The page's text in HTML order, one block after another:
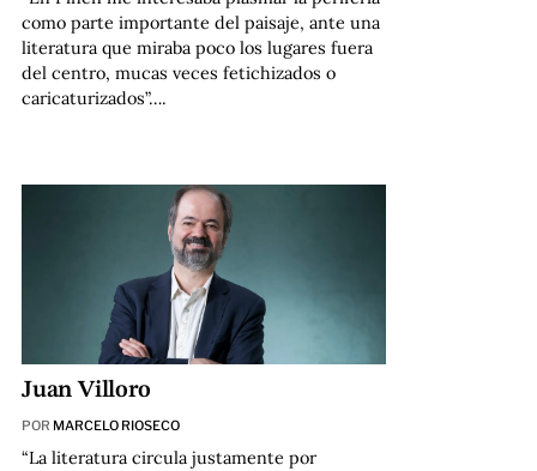
como parte importante del paisaje, ante una
literatura que miraba poco los lugares fuera
del centro, mucas veces fetichizados o
caricaturizados”….
Juan Villoro
POR MARCELO RIOSECO
“La literatura circula justamente por